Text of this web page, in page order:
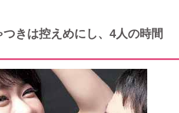
きは控えめにし、4人の時間